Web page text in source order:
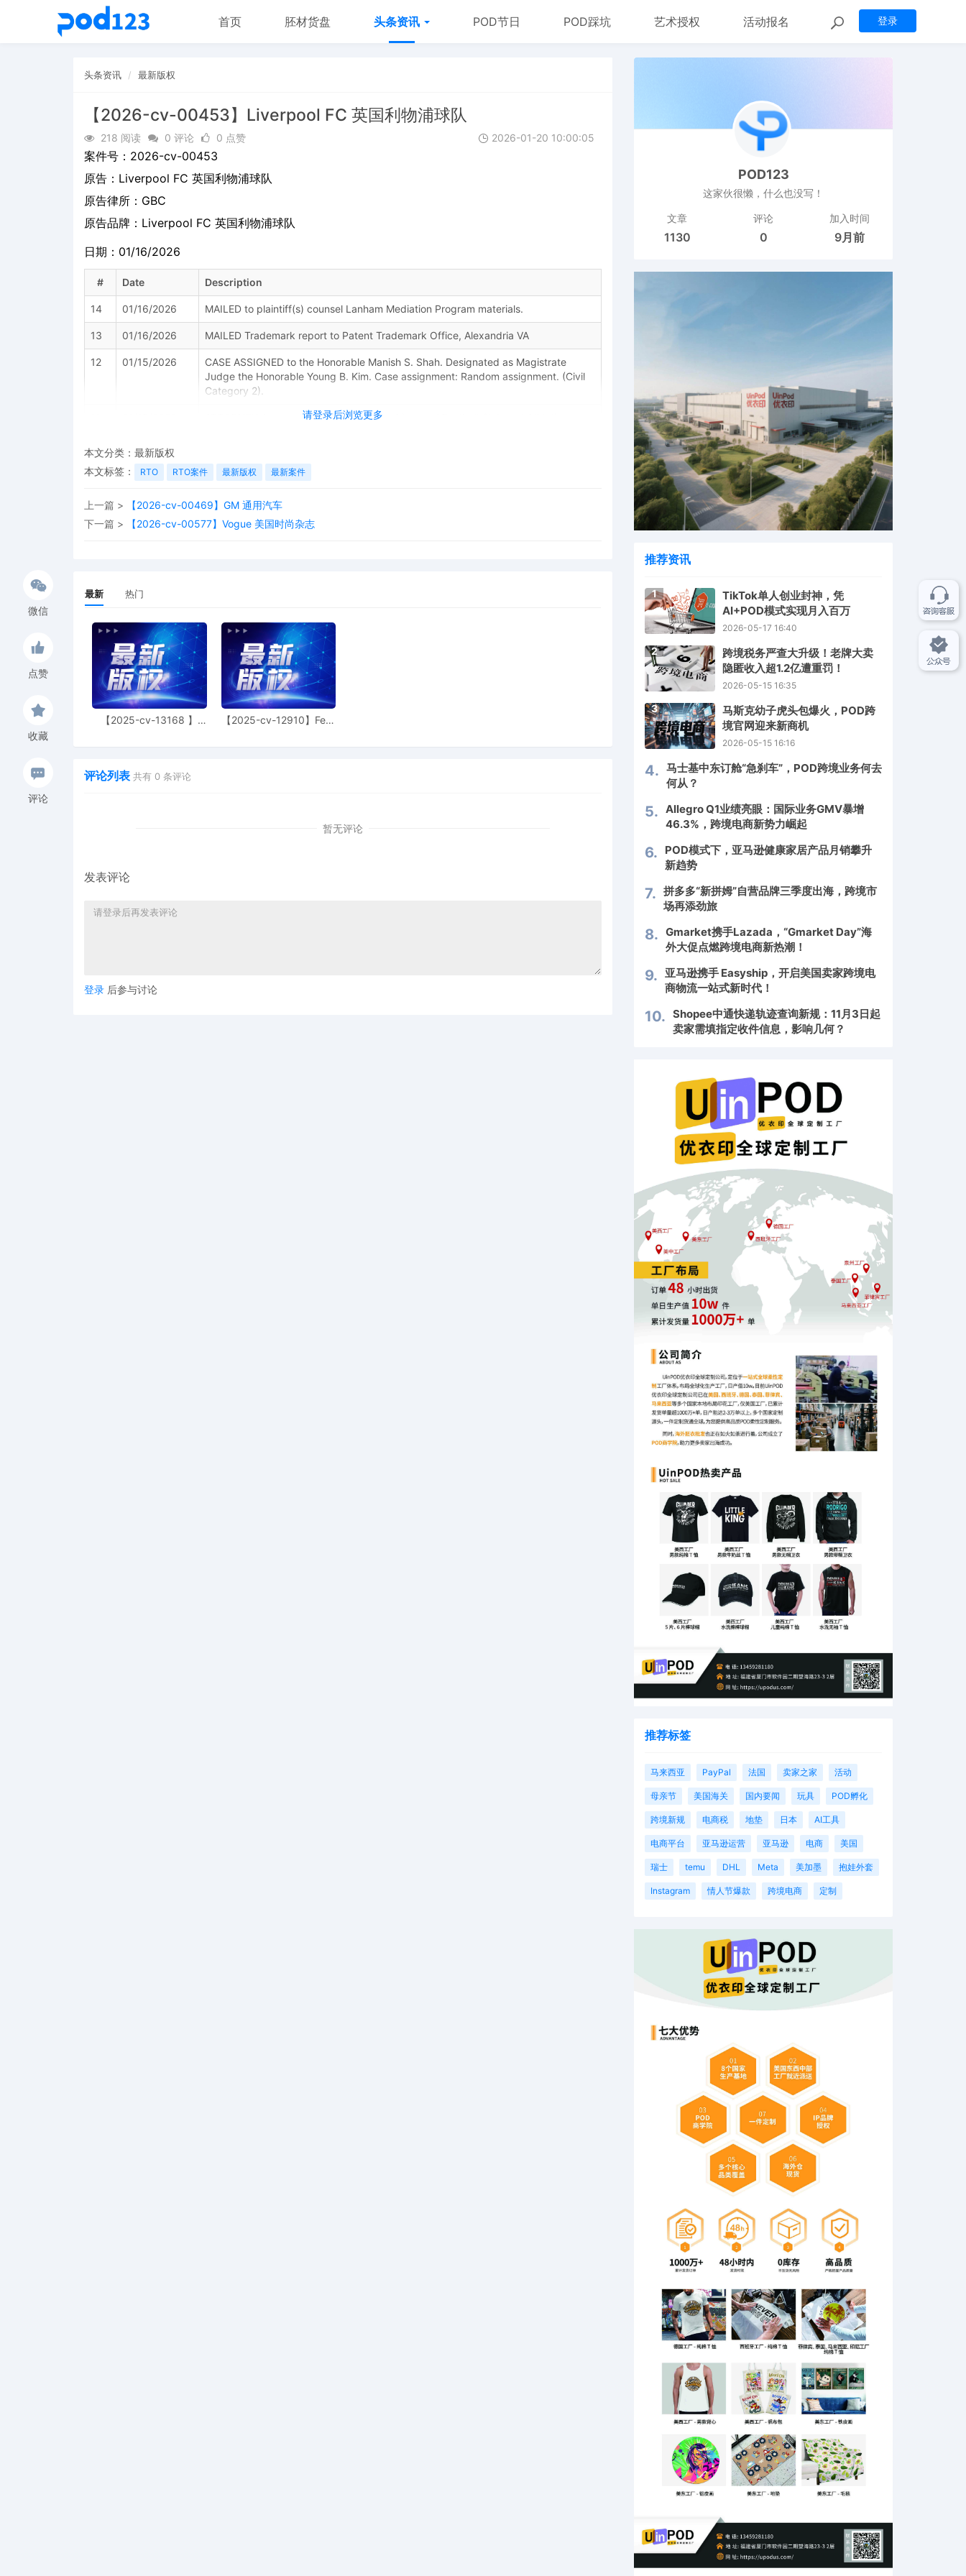
登录
首页 胚材货盘 头条资讯 POD节日 POD踩坑 艺术授权 活动报名
头条资讯 最新版权
【2026-cv-00453】Liverpool FC 英国利物浦球队
218 阅读 0 评论 0 点赞 2026-01-20 10:00:05
请登录后浏览更多
案件号： 2026-cv-00453
原告： Liverpool FC 英国利物浦球队
原告律所：GBC
原告品牌： Liverpool FC 英国利物浦球队
日期：01/16/2026
# Date Description
14 01/16/2026 MAILED to plaintiff(s) counsel Lanham Mediation Program materials.
13 01/16/2026 MAILED Trademark report to Patent Trademark Office, Alexandria VA
12 01/15/2026
CASE ASSIGNED to the Honorable Manish S. Shah. Designated as Magistrate
Judge the Honorable Young B. Kim. Case assignment: Random assignment. (Civil
Category 2).
ATTORNEY Appearance for Plaintiff The Liverpool Football Club and Athletic
10 01/15/2026
Grounds Limited by Jennifer Van Nacht
01/15/2026
ATTORNEY Appearance for Plaintiff The Liverpool Football Club and Athletic
Grounds Limited by Amy Crout Ziegler
6 01/15/2026
NOTIFICATION of Affiliates pursuant to Local Rule 3.2 by The Liverpool Football
Club and Athletic Grounds Limited
01/15/2026 CIVIL Cover Sheet
01/15/2026
MOTION by Plaintiff The Liverpool Football Club and Athletic Grounds Limited for
leave to file under Seal
Limited Exhibit 2 - Parts 1-2 regarding complaint 1
2 01/15/2026
Filing fee $ 405, receipt number AILNDC-24599439.
微信
点赞
收藏
评论
本文分类： 最新版权
本文标签：
RTO RTO案件 最新版权 最新案件
上一篇 >
【2026-cv-00469】GM 通用汽车
下一篇 >
【2026-cv-00577】Vogue 美国时尚杂志
最新 热门
【2025-cv-13168 】
【2025-cv-12910】Fear
评论列表 共有 0 条评论
暂无评论
发表评论
登录 后参与讨论
POD123
这家伙很懒，什么也没写！
文章
1130
评论
0
加入时间
9月前
推荐资讯
1
TikTok单人创业封神，凭
AI+POD模式实现月入百万
2026-05-17 16:40
2
跨境税务严查大升级！老牌大卖
隐匿收入超1.2亿遭重罚！
2026-05-15 16:35
3
马斯克幼子虎头包爆火，POD跨
境官网迎来新商机
2026-05-15 16:16
4. 马士基中东订舱“急刹车”，POD跨境业务何去
何从？
5. Allegro Q1业绩亮眼：国际业务GMV暴增
46.3%，跨境电商新势力崛起
6.
POD模式下，亚马逊健康家居产品月销攀升
新趋势
7. 拼多多“新拼姆”自营品牌三季度出海，跨境市
场再添劲旅
8. Gmarket携手Lazada，“Gmarket Day”海
外大促点燃跨境电商新热潮！
9. 亚马逊携手 Easyship，开启美国卖家跨境电
商物流一站式新时代！
10. Shopee中通快递轨迹查询新规：11月3日起
卖家需填指定收件信息，影响几何？
推荐标签
马来西亚 PayPal 法国 卖家之家 活动
母亲节 美国海关 国内要闻 玩具 POD孵化
跨境新规 电商税 地垫 日本 AI工具
电商平台 亚马逊运营 亚马逊 电商 美国
瑞士 temu DHL Meta 美加墨 抱娃外套
Instagram 情人节爆款 跨境电商 定制